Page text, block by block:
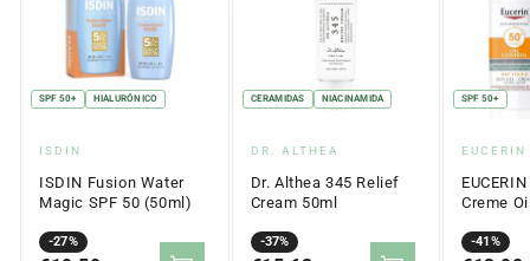
SPF 50+ HIALURÓNICO
Proveedor:
ISDIN
ISDIN Fusion Water
Magic SPF 50 (50ml)
-27%
Precio
Precio
CERAMIDAS NIACINAMIDA
Proveedor:
DR. ALTHEA
Dr. Althea 345 Relief
Cream 50ml
-37%
Precio
Precio
SPF 50+
EUCERIN
Creme
-41%
Precio
Precio